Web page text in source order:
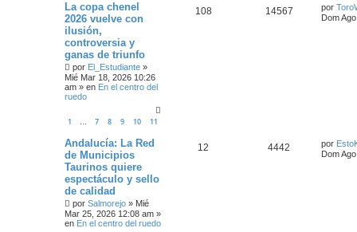
La copa chenel
2026 vuelve con
ilusión,
controversia y
ganas de triunfo
por El_Estudiante »
Mié Mar 18, 2026 10:26
am » en En el centro del
ruedo
1 … 7 8 9 10 11
108 14567 por
Dom
Andalucía: La Red
de Municipios
Taurinos quiere
espectáculo y sello
de calidad
por Salmorejo » Mié
Mar 25, 2026 12:08 am »
en En el centro del ruedo
12 4442 por
Dom